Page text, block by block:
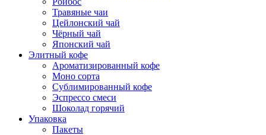
Травяные чаи
Цейлонский чай
Чёрный чай
Японский чай
Элитный кофе
Ароматизированный кофе
Моно сорта
Сублимированный кофе
Эспрессо смеси
Шоколад горячий
Упаковка
Пакеты